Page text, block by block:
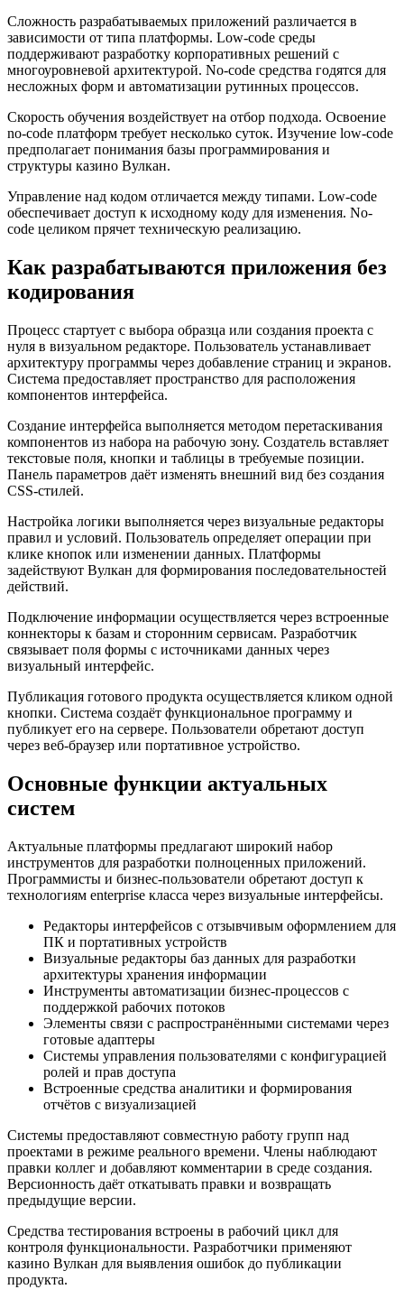
Сложность разрабатываемых приложений различается в
зависимости от типа платформы. Low-code среды
поддерживают разработку корпоративных решений с
многоуровневой архитектурой. No-code средства годятся для
несложных форм и автоматизации рутинных процессов.
Скорость обучения воздействует на отбор подхода. Освоение
no-code платформ требует несколько суток. Изучение low-code
предполагает понимания базы программирования и
структуры казино Вулкан.
Управление над кодом отличается между типами. Low-code
обеспечивает доступ к исходному коду для изменения. No-
code целиком прячет техническую реализацию.
Как разрабатываются приложения без
кодирования
Процесс стартует с выбора образца или создания проекта с
нуля в визуальном редакторе. Пользователь устанавливает
архитектуру программы через добавление страниц и экранов.
Система предоставляет пространство для расположения
компонентов интерфейса.
Создание интерфейса выполняется методом перетаскивания
компонентов из набора на рабочую зону. Создатель вставляет
текстовые поля, кнопки и таблицы в требуемые позиции.
Панель параметров даёт изменять внешний вид без создания
CSS-стилей.
Настройка логики выполняется через визуальные редакторы
правил и условий. Пользователь определяет операции при
клике кнопок или изменении данных. Платформы
задействуют Вулкан для формирования последовательностей
действий.
Подключение информации осуществляется через встроенные
коннекторы к базам и сторонним сервисам. Разработчик
связывает поля формы с источниками данных через
визуальный интерфейс.
Публикация готового продукта осуществляется кликом одной
кнопки. Система создаёт функциональное программу и
публикует его на сервере. Пользователи обретают доступ
через веб-браузер или портативное устройство.
Основные функции актуальных
систем
Актуальные платформы предлагают широкий набор
инструментов для разработки полноценных приложений.
Программисты и бизнес-пользователи обретают доступ к
технологиям enterprise класса через визуальные интерфейсы.
Редакторы интерфейсов с отзывчивым оформлением для
ПК и портативных устройств
Визуальные редакторы баз данных для разработки
архитектуры хранения информации
Инструменты автоматизации бизнес-процессов с
поддержкой рабочих потоков
Элементы связи с распространёнными системами через
готовые адаптеры
Системы управления пользователями с конфигурацией
ролей и прав доступа
Встроенные средства аналитики и формирования
отчётов с визуализацией
Системы предоставляют совместную работу групп над
проектами в режиме реального времени. Члены наблюдают
правки коллег и добавляют комментарии в среде создания.
Версионность даёт откатывать правки и возвращать
предыдущие версии.
Средства тестирования встроены в рабочий цикл для
контроля функциональности. Разработчики применяют
казино Вулкан для выявления ошибок до публикации
продукта.